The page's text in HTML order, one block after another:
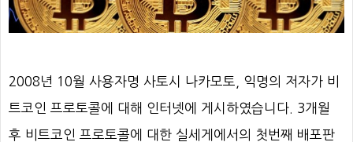
2008년 10월 사용자명 사토시 나카모토, 익명의 저자가 비
트코인 프로토콜에 대해 인터넷에 게시하였습니다. 3개월
후 비트코인 프로토콜에 대한 실세게에서의 첫번째 배포판